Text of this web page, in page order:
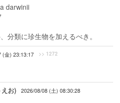
darwinii
分類に珍生物を加えるべき。
(金) 23:13:17 >> 1272
お)
2026/08/08 (土) 08:30:28